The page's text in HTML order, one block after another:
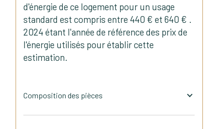
d'énergie de ce logement pour un usage
standard est compris entre 440 € et 640 € .
2024 étant l'année de référence des prix de
l'énergie utilisés pour établir cette
estimation.
Composition des pièces